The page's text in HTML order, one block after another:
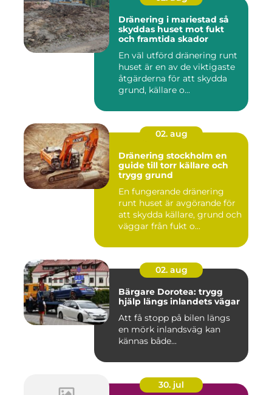
Dränering i mariestad så
skyddas huset mot fukt
och framtida skador
En väl utförd dränering runt
huset är en av de viktigaste
åtgärderna för att skydda
grund, källare o...
02. aug
Dränering stockholm en
guide till torr källare och
trygg grund
En fungerande dränering
runt huset är avgörande för
att skydda källare, grund och
väggar från fukt o...
02. aug
Bärgare Dorotea: trygg
hjälp längs inlandets vägar
Att få stopp på bilen längs
en mörk inlandsväg kan
kännas både...
30. jul